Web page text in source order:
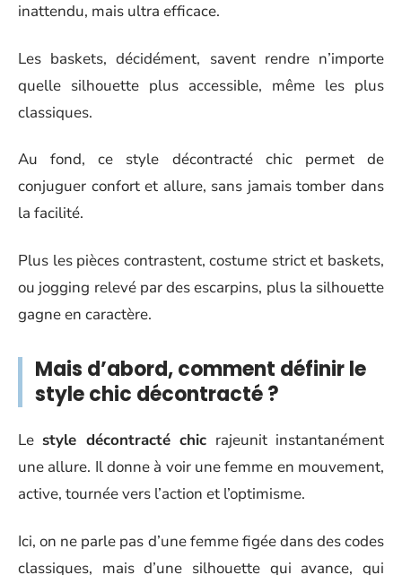
inattendu, mais ultra efficace.
Les baskets, décidément, savent rendre n’importe
quelle silhouette plus accessible, même les plus
classiques.
Au fond, ce style décontracté chic permet de
conjuguer confort et allure, sans jamais tomber dans
la facilité.
Plus les pièces contrastent, costume strict et baskets,
ou jogging relevé par des escarpins, plus la silhouette
gagne en caractère.
Mais d’abord, comment définir le
style chic décontracté ?
Le style décontracté chic rajeunit instantanément
une allure. Il donne à voir une femme en mouvement,
active, tournée vers l’action et l’optimisme.
Ici, on ne parle pas d’une femme figée dans des codes
classiques, mais d’une silhouette qui avance, qui